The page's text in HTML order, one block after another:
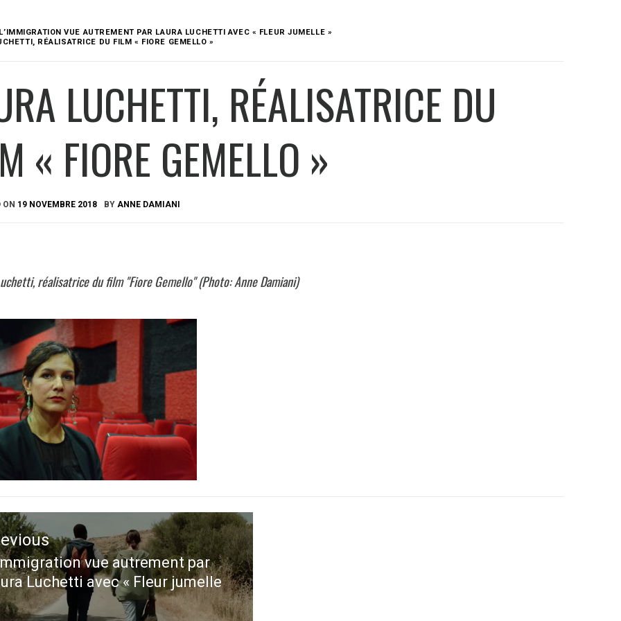
L’IMMIGRATION VUE AUTREMENT PAR LAURA LUCHETTI AVEC « FLEUR JUMELLE »
RÉALISATRICE DU FILM « FIORE GEMELLO »
LUCHETTI, RÉALISATRICE DU
« FIORE GEMELLO »
ON 19 NOVEMBRE 2018 BY ANNE DAMIANI
réalisatrice du film "Fiore Gemello" (Photo: Anne Damiani)
vue autrement par
Luchetti avec « Fleur jumelle